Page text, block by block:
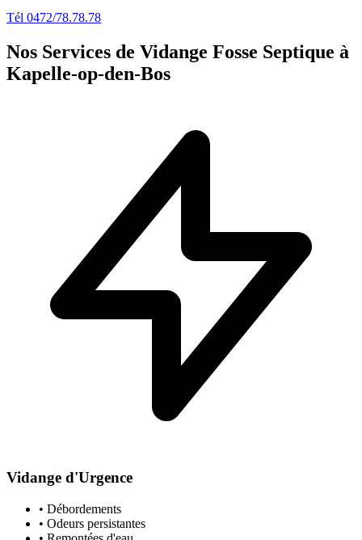
Tél 0472/78.78.78
Nos Services de Vidange Fosse Septique à
Kapelle-op-den-Bos
Vidange d'Urgence
• Débordements
• Odeurs persistantes